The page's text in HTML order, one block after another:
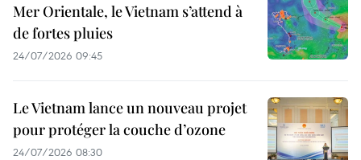
Mer Orientale, le Vietnam s’attend à
de fortes pluies
24/07/2026 09:45
Le Vietnam lance un nouveau projet
pour protéger la couche d’ozone
24/07/2026 08:30